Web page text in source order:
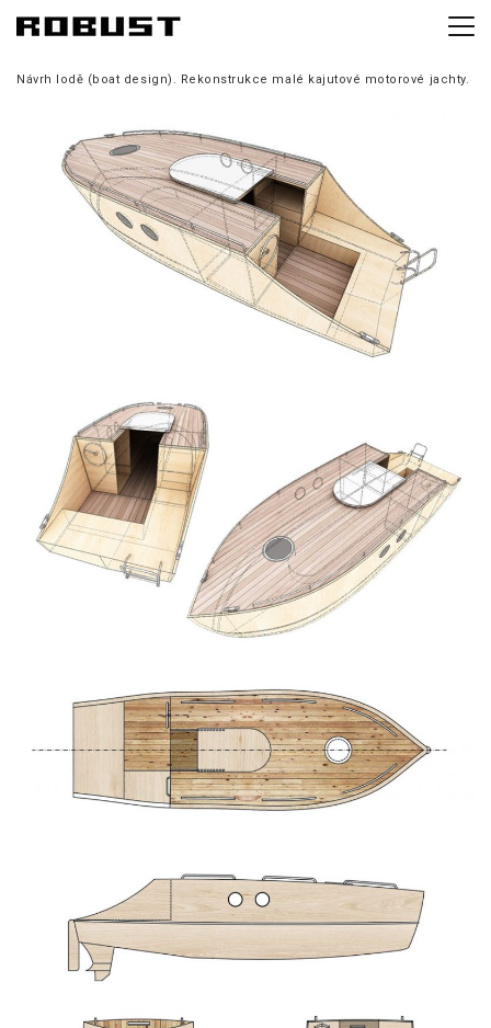
Návrh lodě (boat design). Rekonstrukce malé kajutové motorové jachty.